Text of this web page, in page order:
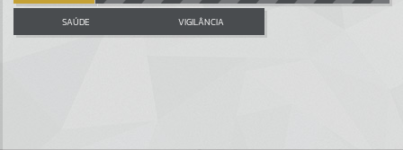
SAÚDE VIGILÂNCIA